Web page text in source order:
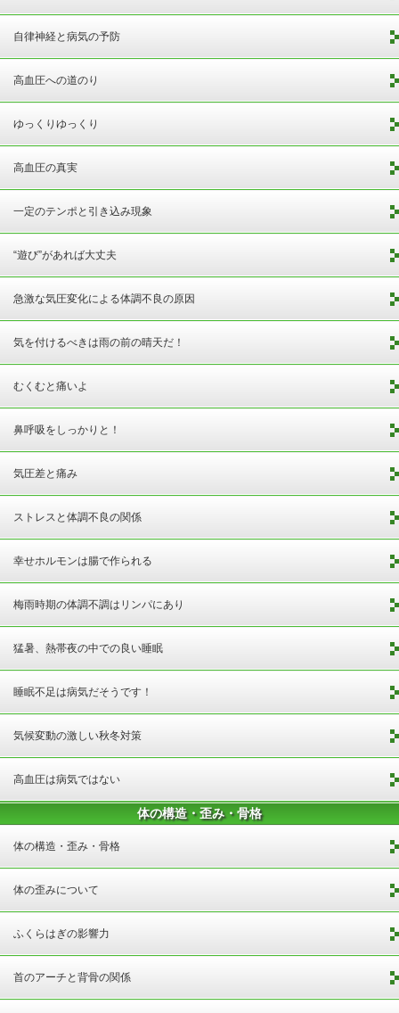
自律神経と病気の予防
高血圧への道のり
ゆっくりゆっくり
高血圧の真実
一定のテンポと引き込み現象
“遊び”があれば大丈夫
急激な気圧変化による体調不良の原因
気を付けるべきは雨の前の晴天だ！
むくむと痛いよ
鼻呼吸をしっかりと！
気圧差と痛み
ストレスと体調不良の関係
幸せホルモンは腸で作られる
梅雨時期の体調不調はリンパにあり
猛暑、熱帯夜の中での良い睡眠
睡眠不足は病気だそうです！
気候変動の激しい秋冬対策
高血圧は病気ではない
体の構造・歪み・骨格
体の構造・歪み・骨格
体の歪みについて
ふくらはぎの影響力
首のアーチと背骨の関係